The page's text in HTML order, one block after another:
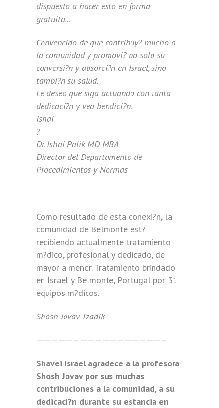
dispuesto a hacer esto en forma
gratuita…
Convencido de que contribuy? mucho a
la comunidad y promovi? no solo su
conversi?n y absorci?n en Israel, sino
tambi?n su salud.
Le deseo que siga actuando con tanta
dedicaci?n y vea bendici?n.
Ishai
?
Dr. Ishai Palik MD MBA
Director del Departamento de
Procedimientos y Normas
Como resultado de esta conexi?n, la
comunidad de Belmonte est?
recibiendo actualmente tratamiento
m?dico, profesional y dedicado, de
mayor a menor. Tratamiento brindado
en Israel y Belmonte, Portugal por 31
equipos m?dicos.
Shosh Jovav Tzadik
——————————————————
Shavei Israel agradece a la profesora
Shosh Jovav por sus muchas
contribuciones a la comunidad, a su
dedicaci?n durante su estancia en